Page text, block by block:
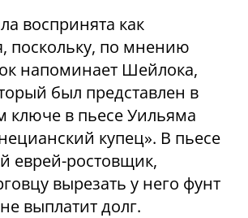
воспринята как
поскольку, по мнению
напоминает Шейлока,
был представлен в
ключе в пьесе Уильяма
купец». В пьесе
еврей-ростовщик,
вырезать у него фунт
выплатит долг.